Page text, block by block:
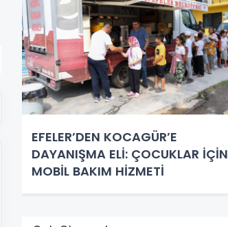
EFELER’DEN KOCAGÜR’E
DAYANIŞMA ELİ: ÇOCUKLAR İÇİN
MOBİL BAKIM HİZMETİ